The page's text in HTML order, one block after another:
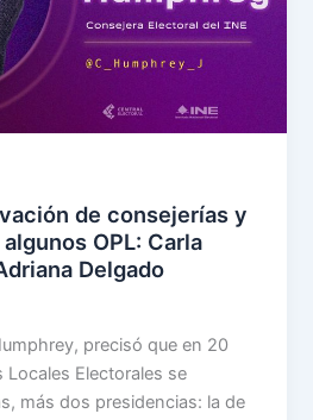
de consejerías y
OPL: Carla
Delgado
precisó que en 20
Locales Electorales se
más dos presidencias: la de